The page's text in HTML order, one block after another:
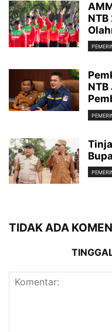
NTB
TIDAK ADA